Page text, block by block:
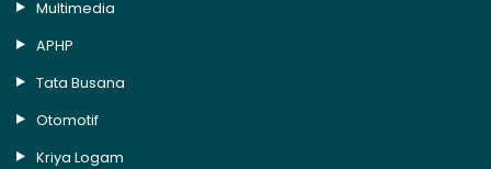
Multimedia
APHP
Tata Busana
Otomotif
Kriya Logam